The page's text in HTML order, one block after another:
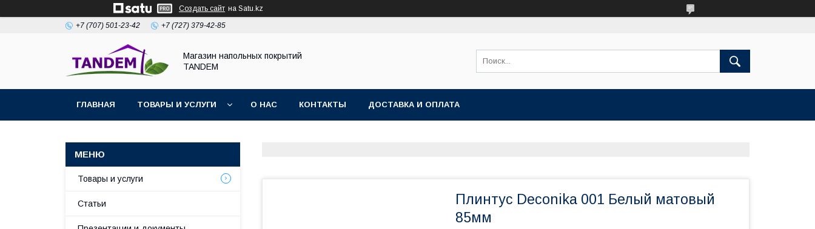
Создать сайт на Satu.kz
+7 (707) 501-23-42 +7 (727) 379-42-85
Магазин напольных покрытий
TANDEM
ГЛАВНАЯ ТОВАРЫ И УСЛУГИ О НАС КОНТАКТЫ ДОСТАВКА И ОПЛАТА
Плинтус Deconika 001 Белый матовый
85мм
Товары и услуги
Статьи